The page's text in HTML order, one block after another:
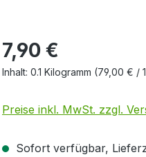
7,90 €
Inhalt: 0.1 Kilogramm (79,00 € /
Preise inkl. MwSt. zzgl.
Sofort verfügbar,